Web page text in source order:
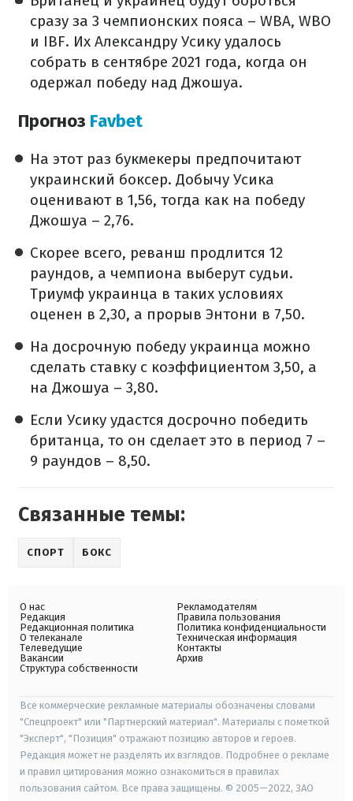
сразу за 3 чемпионских пояса – WBA, WBO
и IBF. Их Александру Усику удалось
собрать в сентябре 2021 года, когда он
одержал победу над Джошуа.
Прогноз Favbet
На этот раз букмекеры предпочитают
украинский боксер. Добычу Усика
оценивают в 1,56, тогда как на победу
Джошуа – 2,76.
Скорее всего, реванш продлится 12
раундов, а чемпиона выберут судьи.
Триумф украинца в таких условиях
оценен в 2,30, а прорыв Энтони в 7,50.
На досрочную победу украинца можно
сделать ставку с коэффициентом 3,50, а
на Джошуа – 3,80.
Если Усику удастся досрочно победить
британца, то он сделает это в период 7 –
9 раундов – 8,50.
Связанные темы:
СПОРТ БОКС
О нас
Редакция
Редакционная политика
О телеканале
Телеведущие
Вакансии
Структура собственности
Рекламодателям
Правила пользования
Политика конфиденциальности
Техническая информация
Контакты
Архив
Все коммерческие рекламные материалы обозначены словами
"Спецпроект" или "Партнерский материал". Материалы с пометкой
"Эксперт", "Позиция" отражают позицию авторов и героев.
Редакция может не разделять их взглядов. Подробнее о рекламе
и правил цитирования можно ознакомиться в правилах
пользования сайтом. Все права защищены. © 2005—2022, ЗАО